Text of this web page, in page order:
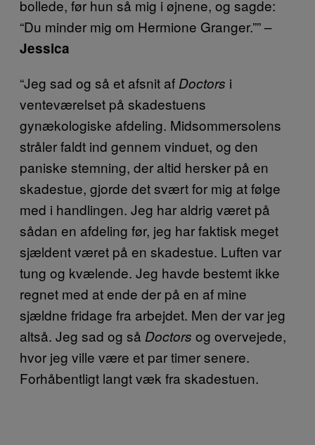
bollede, før hun så mig i øjnene, og sagde:
“Du minder mig om Hermione Granger.”” –
Jessica
“Jeg sad og så et afsnit af Doctors i
venteværelset på skadestuens
gynækologiske afdeling. Midsommersolens
stråler faldt ind gennem vinduet, og den
paniske stemning, der altid hersker på en
skadestue, gjorde det svært for mig at følge
med i handlingen. Jeg har aldrig været på
sådan en afdeling før, jeg har faktisk meget
sjældent været på en skadestue. Luften var
tung og kvælende. Jeg havde bestemt ikke
regnet med at ende der på en af mine
sjældne fridage fra arbejdet. Men der var jeg
altså. Jeg sad og så Doctors og overvejede,
hvor jeg ville være et par timer senere.
Forhåbentligt langt væk fra skadestuen.